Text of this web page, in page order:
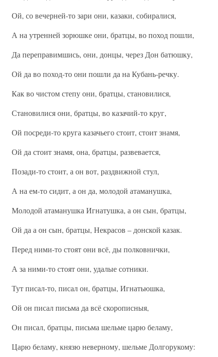
Ой, со вечерней-то зари они, казаки, собиралися,
А на утренней зорюшке они, братцы, во поход пошли,
Да переправимшись, они, донцы, через Дон батюшку,
Ой да во поход-то они пошли да на Кубань-речку.
Как во чистом степу они, братцы, становилися,
Становилися они, братцы, во казачий-то круг,
Ой посреди-то круга казачьего стоит, стоит знамя,
Ой да стоит знамя, она, братцы, развевается,
Позади-то стоит, а он вот, раздвижной стул,
А на ем-то сидит, а он да, молодой атаманушка,
Молодой атаманушка Игнатушка, а он сын, братцы,
Ой да а он сын, братцы, Некрасов – донской казак.
Перед ними-то стоят они всё, ды полковнички,
А за ними-то стоят они, удалые сотники.
Тут писал-то, писал он, братцы, Игнатьюшка,
Ой он писал письма да всё скорописныя,
Он писал, братцы, письма шельме царю беламу,
Царю беламу, князю неверному, шельме Долгорукому: